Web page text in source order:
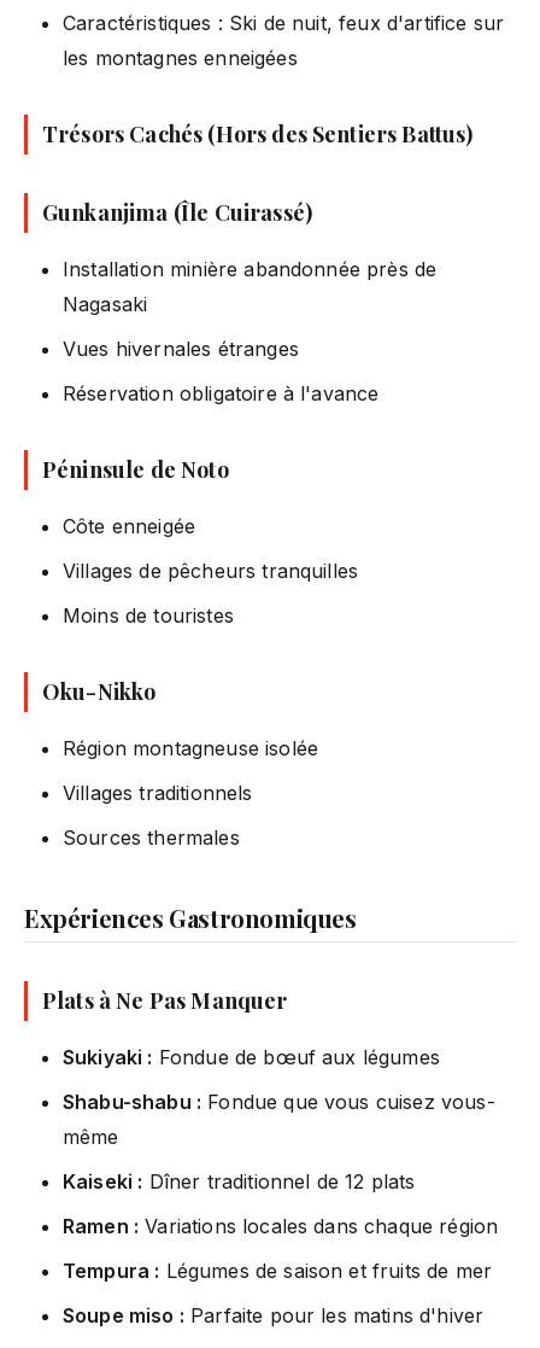
Caractéristiques : Ski de nuit, feux d'artifice sur
les montagnes enneigées
Trésors Cachés (Hors des Sentiers Battus)
Gunkanjima (Île Cuirassé)
Installation minière abandonnée près de
Nagasaki
Vues hivernales étranges
Réservation obligatoire à l'avance
Péninsule de Noto
Côte enneigée
Villages de pêcheurs tranquilles
Moins de touristes
Oku-Nikko
Région montagneuse isolée
Villages traditionnels
Sources thermales
Expériences Gastronomiques
Plats à Ne Pas Manquer
Sukiyaki : Fondue de bœuf aux légumes
Shabu-shabu : Fondue que vous cuisez vous-
même
Kaiseki : Dîner traditionnel de 12 plats
Ramen : Variations locales dans chaque région
Tempura : Légumes de saison et fruits de mer
Soupe miso : Parfaite pour les matins d'hiver